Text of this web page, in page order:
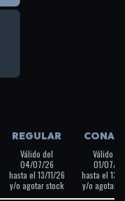
REGULAR
Válido del
04/07/26
hasta el 13/11/26
y/o agotar stock
Válido del
01/07/26
hasta el 13/
y/o agotar